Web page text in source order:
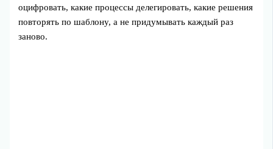
оцифровать, какие процессы делегировать, какие решения
повторять по шаблону, а не придумывать каждый раз
заново.